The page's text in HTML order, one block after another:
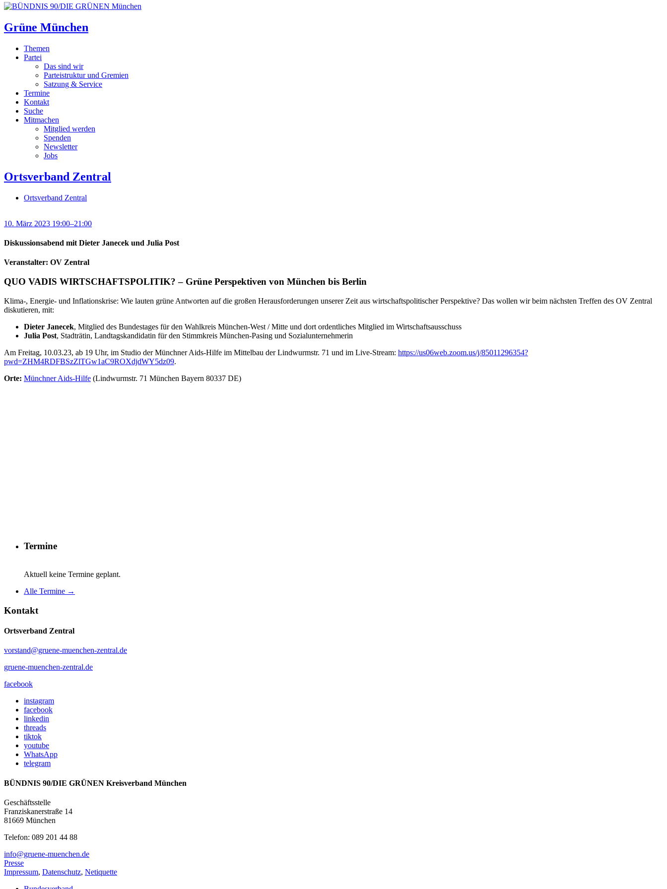
Grüne München
Themen
Partei
Das sind wir
Parteistruktur und Gremien
Satzung & Service
Termine
Kontakt
Suche
Mitmachen
Mitglied werden
Spenden
Newsletter
Jobs
Ortsverband Zentral
Ortsverband Zentral
10. März 2023 19:00–21:00
Diskussionsabend mit Dieter Janecek und Julia Post
Veranstalter: OV Zentral
QUO VADIS WIRTSCHAFTSPOLITIK? – Grüne Perspektiven von München bis Berlin
Klima-, Energie- und Inflationskrise: Wie lauten grüne Antworten auf die großen Herausforderungen unserer Zeit aus wirtschaftspolitischer Perspektive? Das wollen wir beim nächsten Treffen des OV Zentral
diskutieren, mit:
Dieter Janecek, Mitglied des Bundestages für den Wahlkreis München-West / Mitte und dort ordentliches Mitglied im Wirtschaftsausschuss
Julia Post, Stadträtin, Landtagskandidatin für den Stimmkreis München-Pasing und Sozialunternehmerin
Am Freitag, 10.03.23, ab 19 Uhr, im Studio der Münchner Aids-Hilfe im Mittelbau der Lindwurmstr. 71 und im Live-Stream: https://us06web.zoom.us/j/85011296354?
pwd=ZHM4RDFBSzZlTGw1aC9ROXdjdWY5dz09.
Orte: Münchner Aids-Hilfe (Lindwurmstr. 71 München Bayern 80337 DE)
Termine
Aktuell keine Termine geplant.
Alle Termine →
Kontakt
Ortsverband Zentral
vorstand@gruene-muenchen-zentral.de
gruene-muenchen-zentral.de
facebook
instagram
facebook
linkedin
threads
tiktok
youtube
WhatsApp
telegram
BÜNDNIS 90/DIE GRÜNEN Kreisverband München
Geschäftsstelle
Franziskanerstraße 14
81669 München
Telefon: 089 201 44 88
info@gruene-muenchen.de
Presse
Impressum, Datenschutz, Netiquette